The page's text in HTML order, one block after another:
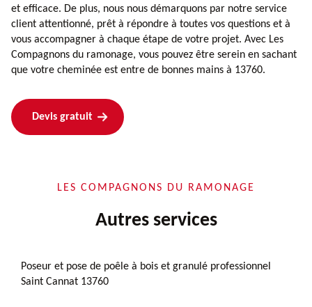
et efficace. De plus, nous nous démarquons par notre service
client attentionné, prêt à répondre à toutes vos questions et à
vous accompagner à chaque étape de votre projet. Avec Les
Compagnons du ramonage, vous pouvez être serein en sachant
que votre cheminée est entre de bonnes mains à 13760.
Devis gratuit
LES COMPAGNONS DU RAMONAGE
Autres services
Poseur et pose de poêle à bois et granulé professionnel
Saint Cannat 13760